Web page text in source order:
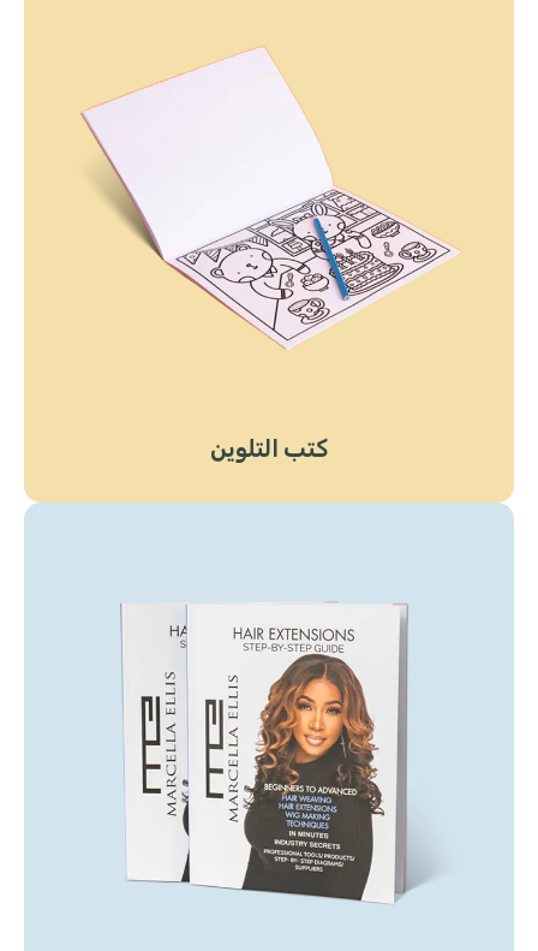
كتب التلوين